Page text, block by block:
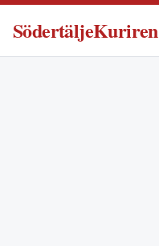
SödertäljeKuriren